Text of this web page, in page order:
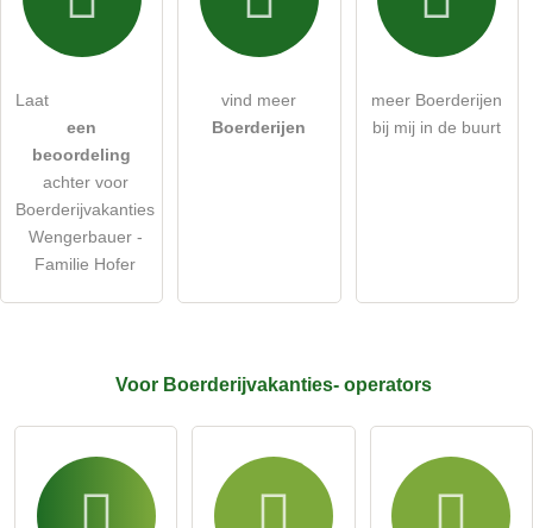
Ik heb de gegevensbeschermingsverklaring gelezen.
Let op:openbare vragen zijnvoor alle bezoekers zichtbaar.
Klik hier om een
Boerderijvakanties-invoer
Laat
een
beoordeling
achter voor
Boerderijvakanties
Wengerbauer -
Familie Hofer
vind meer
Boerderijen
meer Boerderijen
bij mij in de buurt
Voor Boerderijvakanties- operators